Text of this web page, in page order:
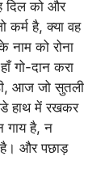
दिल को और
है, क्या वह
नाम को रोना
गो-दान करा
आज जो सुतली
हाथ में रखकर
गाय है, न
है। और पछाड़